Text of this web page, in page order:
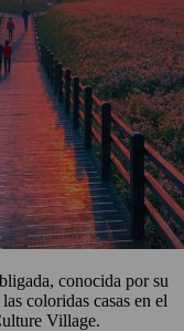
conocida por su
coloridas casas en el
Village.